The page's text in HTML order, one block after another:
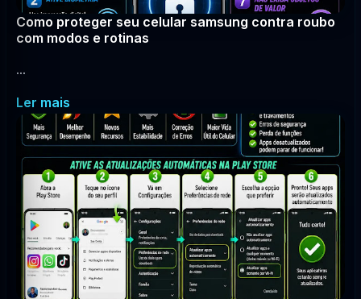
Como proteger seu celular samsung contra roubo
com modos e rotinas
...
Ler mais